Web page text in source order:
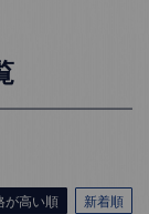
が高い順 新着順